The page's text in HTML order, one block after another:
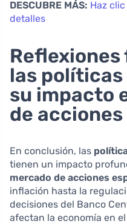
DESCUBRE MÁS: Haz
detalles
las
su impacto
de
En conclusión, las
tienen un impacto
mercado de acciones
inflación hasta la
decisiones del Banco
afectan la economía en